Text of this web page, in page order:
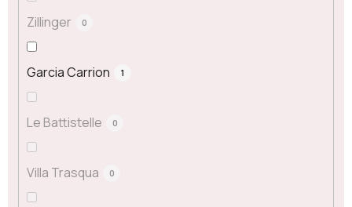
Zillinger 0
Garcia Carrion 1
Le Battistelle 0
Villa Trasqua 0